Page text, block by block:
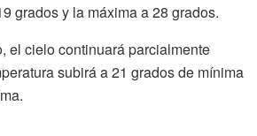
grados y la máxima a 28 grados.
el cielo continuará parcialmente
subirá a 21 grados de mínima